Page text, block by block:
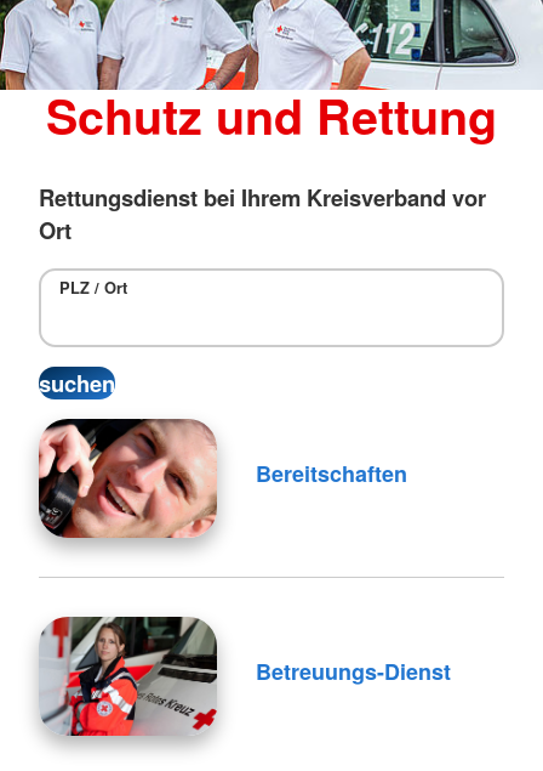
Schutz und Rettung
Rettungsdienst bei Ihrem Kreisverband vor
Ort
PLZ / Ort
Bereitschaften
Betreuungs-Dienst